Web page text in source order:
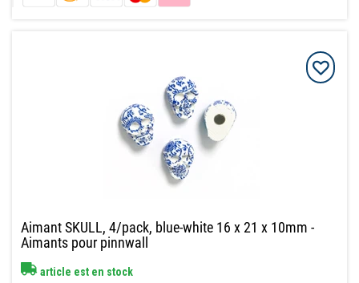
Aimant SKULL, 4/pack, blue-white 16 x 21 x 10mm -
Aimants pour pinnwall
article est en stock